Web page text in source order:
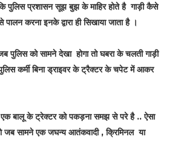
पुलिस प्रशासन सूझ बुझ के माहिर होते है गाड़ी कैसे
करना इनके द्वारा ही सिखाया जाता है ।
पुलिस को सामने देखा होगा तो घबरा के चलती गाड़ी
कर्मी बिना ड्राइवर के ट्रैक्टर के चपेट में आकर
बालू के ट्रेक्टर को पकड़ना समझ से परे है .. ऐसा
जब सामने एक जघन्य आतंकवादी , क्रिमिनल या